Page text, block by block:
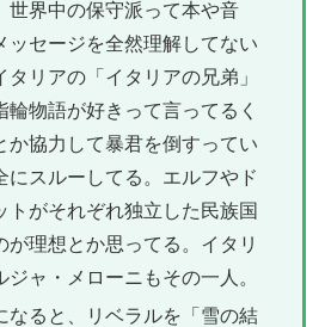
世界中の保守派って本や音
ッセージを全然理解してない
タリアの「イタリアの兄弟」
輪物語が好きって言ってるく
か協力して暴君を倒すってい
にスルーしてる。エルフやド
トがそれぞれ独立した民族国
が理想とか思ってる。イタリ
ジャ・メローニもその一人。
なると、リベラルを「雪の結